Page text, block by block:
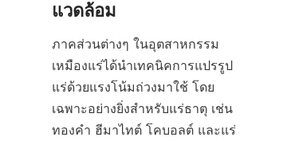
ภาคส่วนต่างๆ ในอุตสาหกรรม
เหมืองแร่ได้นำเทคนิคการแปรรูป
แร่ด้วยแรงโน้มถ่วงมาใช้ โดย
เฉพาะอย่างยิ่งสำหรับแร่ธาตุ เช่น
ทองคำ ฮีมาไทต์ โคบอลต์ และแร่